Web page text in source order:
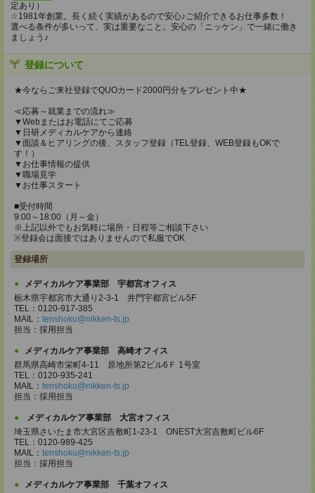
定あり）
☆1981年創業。長く続く実績があるので安心♪ご紹介できるお仕事多数！
選べる条件が多いって、実は重要なこと。安心の「ニッケン」で一緒に働き
ましょう♪
登録について
★今ならご来社登録でQUOカード2000円分をプレゼント中★
≪応募～就業までの流れ≫
▼Webまたはお電話にてご応募
▼日研メディカルケアから連絡
▼面談＆ヒアリングの後、スタッフ登録（TEL登録、WEB登録もOKで
す！）
▼お仕事情報の提供
▼職場見学
▼お仕事スタート
■受付時間
9:00～18:00（月～金）
※上記以外でもお気軽に場所・日程等ご相談下さい
※登録会は面接ではありませんので私服でOK
登録場所
メディカルケア事業部 宇都宮オフィス
栃木県宇都宮市大通り2-3-1 井門宇都宮ビル5F
TEL：0120-917-385
MAIL： tenshoku@nikken-ts.jp
担当：採用担当
メディカルケア事業部 高崎オフィス
群馬県高崎市栄町4-11 原地所第2ビル6Ｆ 1号室
TEL：0120-935-241
MAIL： tenshoku@nikken-ts.jp
担当：採用担当
メディカルケア事業部 大宮オフィス
埼玉県さいたま市大宮区吉敷町1-23-1 ONEST大宮吉敷町ビル6F
TEL：0120-989-425
MAIL： tenshoku@nikken-ts.jp
担当：採用担当
メディカルケア事業部 千葉オフィス